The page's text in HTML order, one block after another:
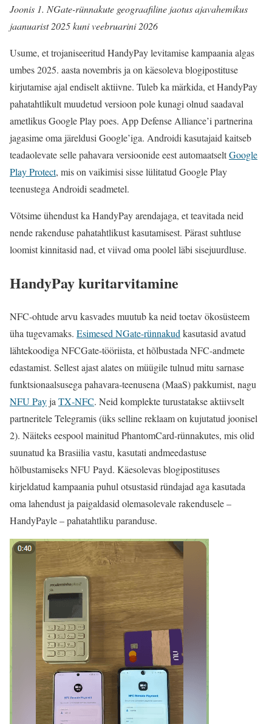
Joonis 1. NGate-rünnakute geograafiline jaotus ajavahemikus
jaanuarist 2025 kuni veebruarini 2026
Usume, et trojaniseeritud HandyPay levitamise kampaania algas
umbes 2025. aasta novembris ja on käesoleva blogipostituse
kirjutamise ajal endiselt aktiivne. Tuleb ka märkida, et HandyPay
pahatahtlikult muudetud versioon pole kunagi olnud saadaval
ametlikus Google Play poes. App Defense Alliance’i partnerina
jagasime oma järeldusi Google’iga. Androidi kasutajaid kaitseb
teadaolevate selle pahavara versioonide eest automaatseltGoogle
Play Protect, mis on vaikimisi sisse lülitatud Google Play
teenustega Androidi seadmetel.
Võtsime ühendust ka HandyPay arendajaga, et teavitada neid
nende rakenduse pahatahtlikust kasutamisest. Pärast suhtluse
loomist kinnitasid nad, et viivad oma poolel läbi sisejuurdluse.
HandyPay kuritarvitamine
NFC-ohtude arvu kasvades muutub ka neid toetav ökosüsteem
üha tugevamaks. Esimesed NGate-rünnakud kasutasid avatud
lähtekoodiga NFCGate-tööriista, et hõlbustada NFC-andmete
edastamist. Sellest ajast alates on müügile tulnud mitu sarnase
funktsionaalsusega pahavara-teenusena (MaaS) pakkumist, nagu
NFU Payja TX‑NFC. Neid komplekte turustatakse aktiivselt
partneritele Telegramis (üks selline reklaam on kujutatud joonisel
2). Näiteks eespool mainitud PhantomCard-rünnakutes, mis olid
suunatud ka Brasiilia vastu, kasutati andmeedastuse
hõlbustamiseks NFU Payd. Käesolevas blogipostituses
kirjeldatud kampaania puhul otsustasid ründajad aga kasutada
oma lahendust ja paigaldasid olemasolevale rakendusele –
HandyPayle – pahatahtliku paranduse.